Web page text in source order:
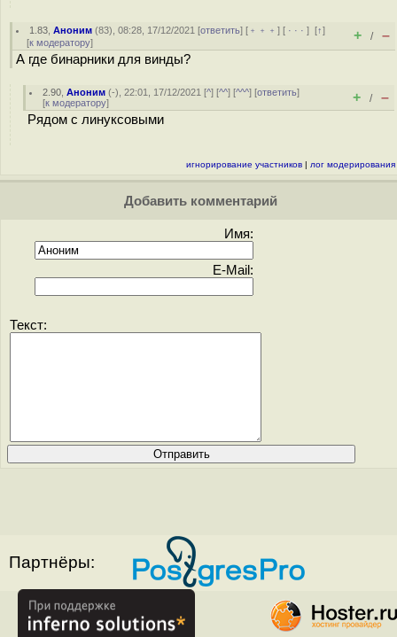
1.83 ,Аноним (83), 08:28, 17/12/2021 [ответить] [ ﹢﹢﹢] [ · · ·][↑]
[к модератору] + / –
А где бинарники для винды?
2.90 ,Аноним (-), 22:01, 17/12/2021 [^] [^^] [^^^] [ответить]
[к модератору] + / –
Рядом с линуксовыми
игнорирование участников | лог модерирования
Добавить комментарий
Имя:
E-Mail:
Текст:
Партнёры: